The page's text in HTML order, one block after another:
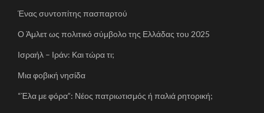
Ένας συντοπίτης πασπαρτού
Ο Άμλετ ως πολιτικό σύμβολο της Ελλάδας του 2025
Ισραήλ – Ιράν: Και τώρα τι;
Μια φοβική νησίδα
“Έλα με φόρα”: Νέος πατριωτισμός ή παλιά ρητορική;